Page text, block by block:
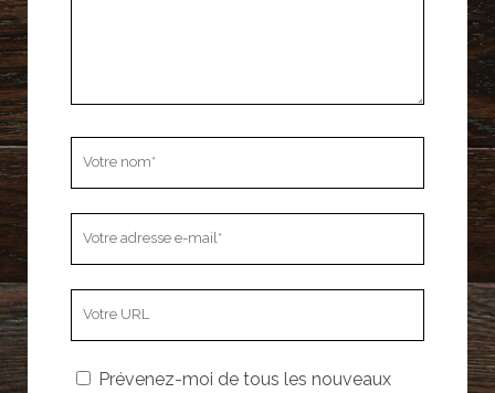
mail
votrePrévenez-moi de tous les nouveaux